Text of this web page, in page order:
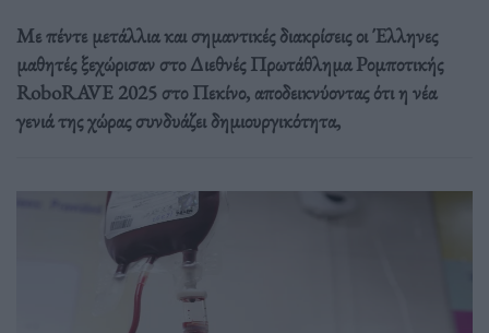
Με πέντε μετάλλια και σημαντικές διακρίσεις οι Έλληνες
μαθητές ξεχώρισαν στο Διεθνές Πρωτάθλημα Ρομποτικής
RoboRAVE 2025 στο Πεκίνο, αποδεικνύοντας ότι η νέα
γενιά της χώρας συνδυάζει δημιουργικότητα,